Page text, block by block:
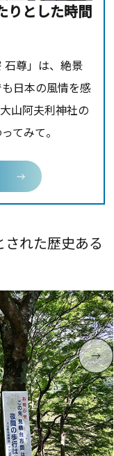
りとした時間
石尊」は、絶景
日本の風情を感
山阿夫利神社の
てみて。
れた歴史ある